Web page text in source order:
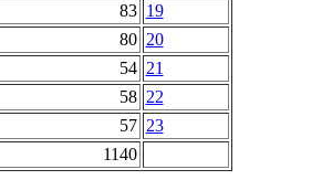
83 19
80 20
54 21
58 22
57 23
1140